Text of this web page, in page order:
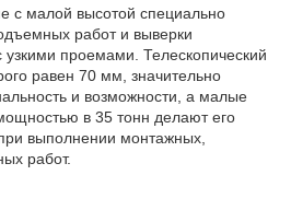
с малой высотой специально
работ и выверки
узкими проемами. Телескопический
равен 70 мм, значительно
и возможности, а малые
в 35 тонн делают его
выполнении монтажных,
работ.